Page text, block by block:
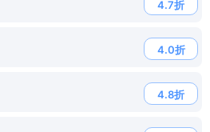
4.7折
4.0折
4.8折